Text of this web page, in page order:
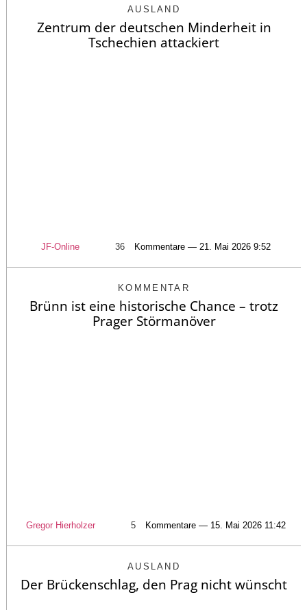
AUSLAND
Zentrum der deutschen Minderheit in
Tschechien attackiert
JF-Online 36 Kommentare — 21. Mai 2026 9:52
KOMMENTAR
Brünn ist eine historische Chance – trotz
Prager Störmanöver
Gregor Hierholzer 5 Kommentare — 15. Mai 2026 11:42
AUSLAND
Der Brückenschlag, den Prag nicht wünscht